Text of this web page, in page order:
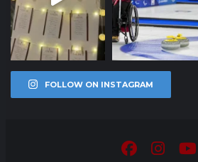
FOLLOW ON INSTAGRAM